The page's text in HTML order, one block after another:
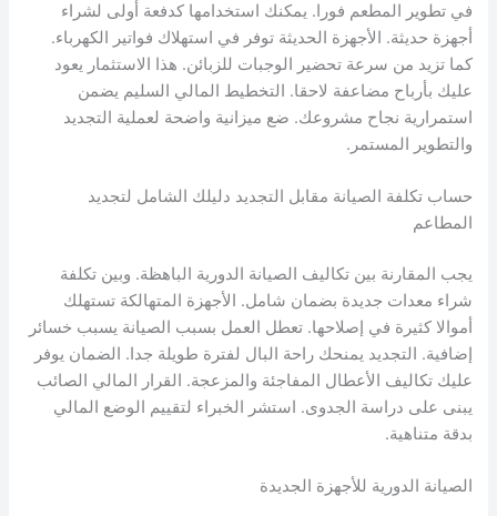
في تطوير المطعم فورا. يمكنك استخدامها كدفعة أولى لشراء
أجهزة حديثة. الأجهزة الحديثة توفر في استهلاك فواتير الكهرباء.
كما تزيد من سرعة تحضير الوجبات للزبائن. هذا الاستثمار يعود
عليك بأرباح مضاعفة لاحقا. التخطيط المالي السليم يضمن
استمرارية نجاح مشروعك. ضع ميزانية واضحة لعملية التجديد
والتطوير المستمر.
حساب تكلفة الصيانة مقابل التجديد دليلك الشامل لتجديد
المطاعم
يجب المقارنة بين تكاليف الصيانة الدورية الباهظة. وبين تكلفة
شراء معدات جديدة بضمان شامل. الأجهزة المتهالكة تستهلك
أموالا كثيرة في إصلاحها. تعطل العمل بسبب الصيانة يسبب خسائر
إضافية. التجديد يمنحك راحة البال لفترة طويلة جدا. الضمان يوفر
عليك تكاليف الأعطال المفاجئة والمزعجة. القرار المالي الصائب
يبنى على دراسة الجدوى. استشر الخبراء لتقييم الوضع المالي
بدقة متناهية.
الصيانة الدورية للأجهزة الجديدة